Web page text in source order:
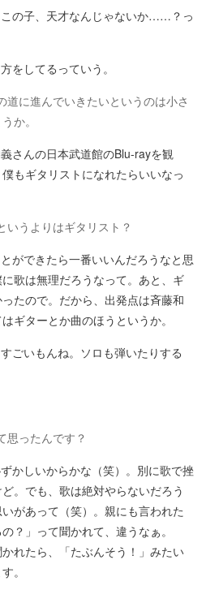
この子、天才なんじゃないか……？っ
をしてるっていう。
に進んでいきたいというのは小さ
か。
さんの日本武道館のBlu-rayを観
もギタリストになれたらいいなっ
うよりはギタリスト？
ができたら一番いいんだろうなと思
歌は無理だろうなって。あと、ギ
たので。だから、出発点は斉藤和
ギターとか曲のほうというか。
ごいもんね。ソロも弾いたりする
ったんです？
かしいからかな（笑）。別に歌で挫
。でも、歌は絶対やらないだろう
があって（笑）。親にも言われた
？」って聞かれて、違うなぁ。
れたら、「たぶんそう！」みたい
。